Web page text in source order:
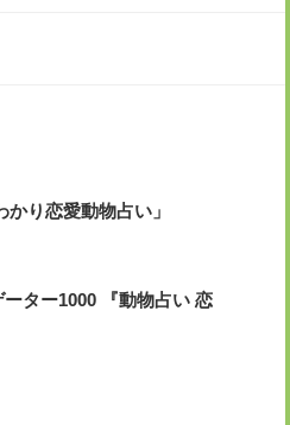
かり恋愛動物占い」
ター1000 『動物占い 恋